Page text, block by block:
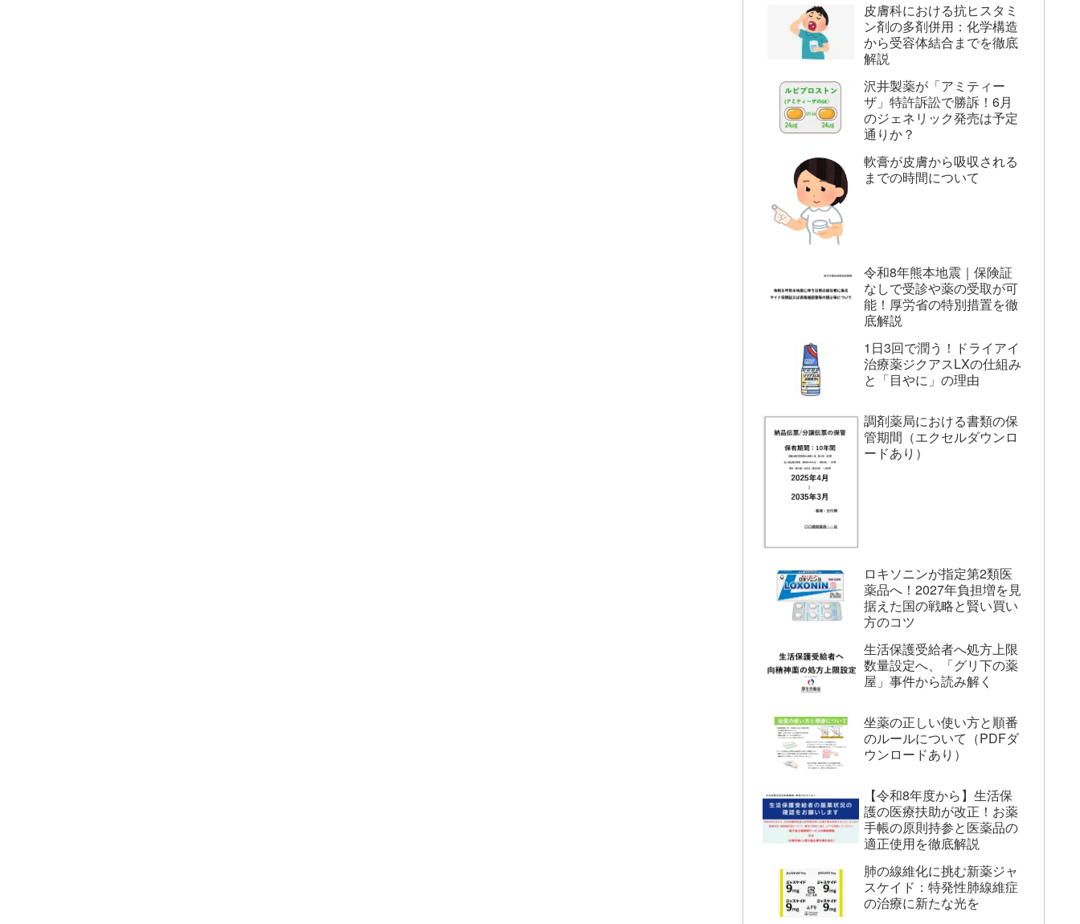
皮膚科における抗ヒスタミ
ン剤の多剤併用：化学構造
から受容体結合までを徹底
解説
沢井製薬が「アミティー
ザ」特許訴訟で勝訴！6月
のジェネリック発売は予定
通りか？
軟膏が皮膚から吸収される
までの時間について
令和8年熊本地震｜保険証
なしで受診や薬の受取が可
能！厚労省の特別措置を徹
底解説
1日3回で潤う！ドライアイ
治療薬ジクアスLXの仕組み
と「目やに」の理由
調剤薬局における書類の保
管期間（エクセルダウンロ
ードあり）
ロキソニンが指定第2類医
薬品へ！2027年負担増を見
据えた国の戦略と賢い買い
方のコツ
生活保護受給者へ処方上限
数量設定へ、「グリ下の薬
屋」事件から読み解く
坐薬の正しい使い方と順番
のルールについて（PDFダ
ウンロードあり）
【令和8年度から】生活保
護の医療扶助が改正！お薬
手帳の原則持参と医薬品の
適正使用を徹底解説
肺の線維化に挑む新薬ジャ
スケイド：特発性肺線維症
の治療に新たな光を